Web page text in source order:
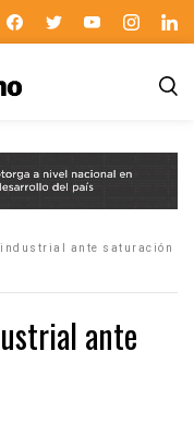
industrial ante saturación
ante